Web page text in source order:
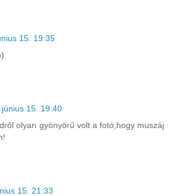
15. 19:35
június 15. 19:40
olyan gyönyörű volt a fotó,hogy muszáj
15. 21:33